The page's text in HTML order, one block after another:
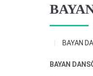
BAYAN
BAYAN